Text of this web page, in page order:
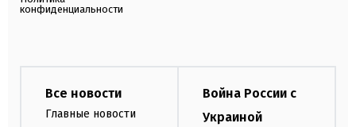
конфиденциальности
Все новости
Главные новости
Война России с
Украиной